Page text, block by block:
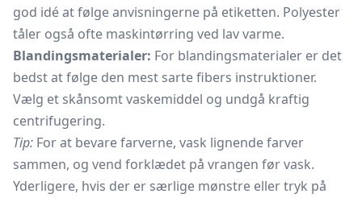
god idé at følge anvisningerne på etiketten. Polyester
tåler også ofte maskintørring ved lav varme.
Blandingsmaterialer: For blandingsmaterialer er det
bedst at følge den mest sarte fibers instruktioner.
Vælg et skånsomt vaskemiddel og undgå kraftig
centrifugering.
Tip: For at bevare farverne, vask lignende farver
sammen, og vend forklædet på vrangen før vask.
Yderligere, hvis der er særlige mønstre eller tryk på